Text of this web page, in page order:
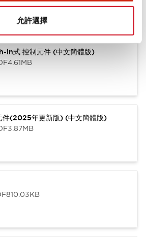
允許選擇
式 控制元件 (中文簡體版)
4.61MB
件(2025年更新版) (中文簡體版)
3.87MB
810.03KB